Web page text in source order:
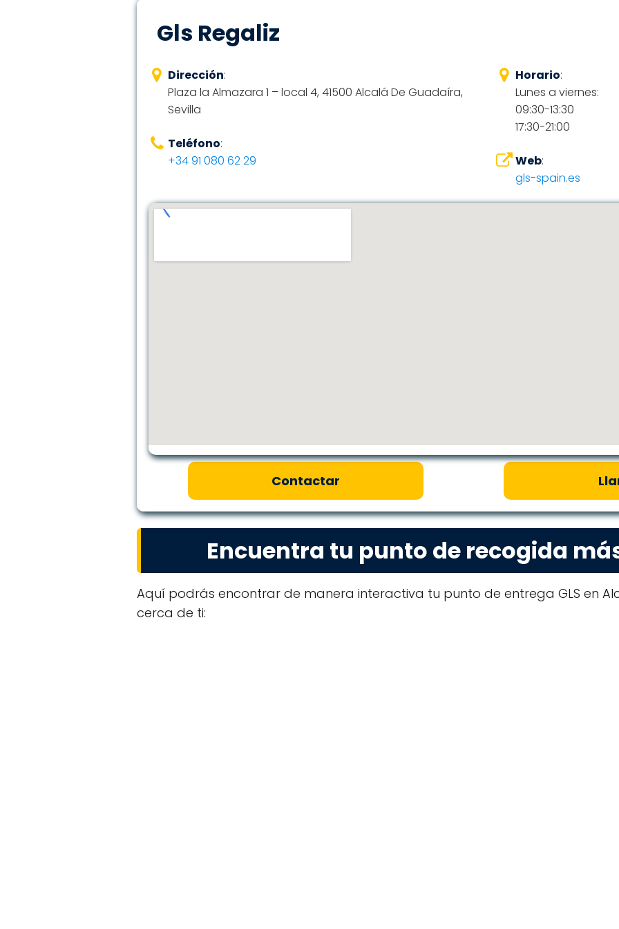
Gls Regaliz
Dirección:
Plaza la Almazara 1 – local 4, 41500 Alcalá De Guadaíra,
Sevilla
Teléfono:
+34 91 080 62 29
Horario:
Lunes a viernes:
09:30-13:30
17:30-21:00
Web:
gls-spain.es
Contactar
Encuentra tu punto de recogida
Aquí podrás encontrar de manera interactiva tu punto de entrega GLS en
cerca de ti: